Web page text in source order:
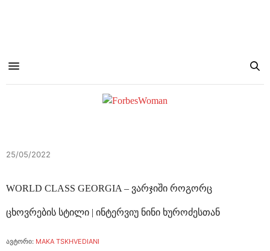
25/05/2022
WORLD CLASS GEORGIA – ვარჯიში როგორც
ცხოვრების სტილი | ინტერვიუ ნინი ხუროძესთან
ავტორი: MAKA TSKHVEDIANI